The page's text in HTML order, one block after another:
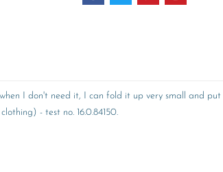
I don't need it, I can fold it up very small and
- test no. 16.0.84150.